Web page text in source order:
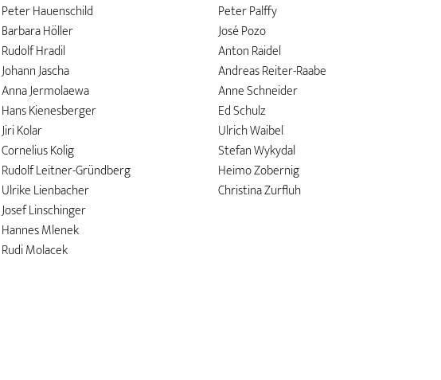
Peter Hauenschild
Barbara Höller
Rudolf Hradil
Johann Jascha
Anna Jermolaewa
Hans Kienesberger
Jiri Kolar
Cornelius Kolig
Rudolf Leitner-Gründberg
Ulrike Lienbacher
Josef Linschinger
Hannes Mlenek
Rudi Molacek
Peter Palffy
José Pozo
Anton Raidel
Andreas Reiter-Raabe
Anne Schneider
Ed Schulz
Ulrich Waibel
Stefan Wykydal
Heimo Zobernig
Christina Zurfluh